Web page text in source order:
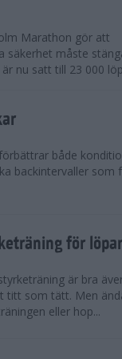
Marathon gör att
säkerhet måste
nu satt till 23 000
både
backintervaller som
för
är bra
titt som tätt. Men
eller hop...